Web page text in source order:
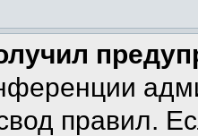
правил.